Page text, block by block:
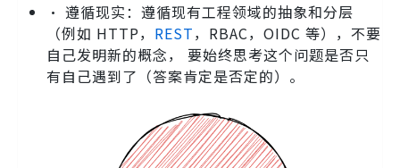
• 遵循现实：遵循现有工程领域的抽象和分层
（例如 HTTP， REST，RBAC，OIDC 等），不要
自己发明新的概念， 要始终思考这个问题是否只
有自己遇到了（答案肯定是否定的）。